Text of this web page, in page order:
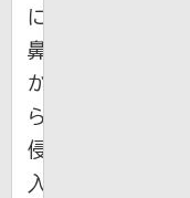
に
鼻
か
ら
侵
入